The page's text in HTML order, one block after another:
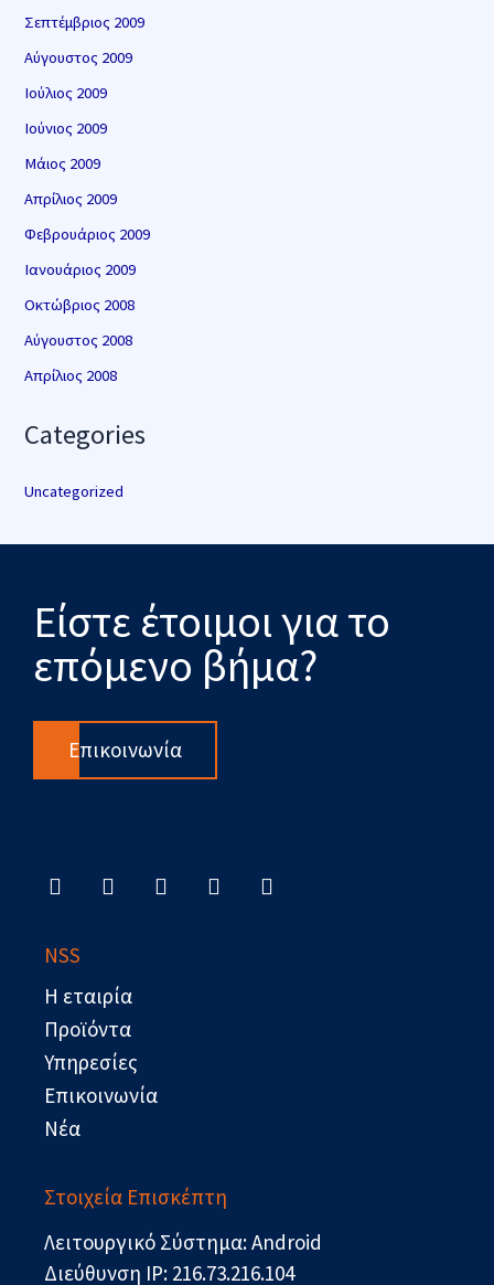
Σεπτέμβριος 2009
Αύγουστος 2009
Ιούλιος 2009
Ιούνιος 2009
Μάιος 2009
Απρίλιος 2009
Φεβρουάριος 2009
Ιανουάριος 2009
Οκτώβριος 2008
Αύγουστος 2008
Απρίλιος 2008
Categories
Uncategorized
Είστε έτοιμοι για το
επόμενο βήμα?
Επικοινωνία
a
c
o
o
k
-
t
e
r
i
n
o
u
s
s
NSS
Η εταιρία
Προϊόντα
Υπηρεσίες
Επικοινωνία
Νέα
Στοιχεία Επισκέπτη
Λειτουργικό Σύστημα: Android
Διεύθυνση IP: 216.73.216.104